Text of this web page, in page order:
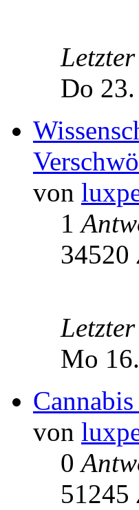
Do
von
1
34520
Mo
von
0
51245